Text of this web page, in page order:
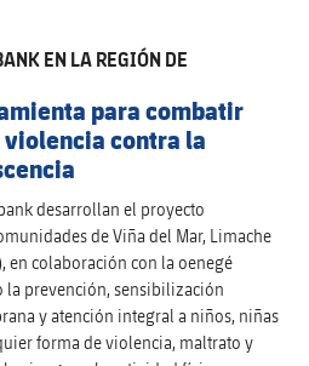
EN LA REGIÓN DE
para combatir
contra la
desarrollan el proyecto
de Viña del Mar, Limache
en colaboración con la oenegé
la prevención, sensibilización
y atención integral a niños, niñas
forma de violencia, maltrato y